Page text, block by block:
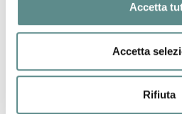
Accetta
Accetta
Rifiuta
Ultime